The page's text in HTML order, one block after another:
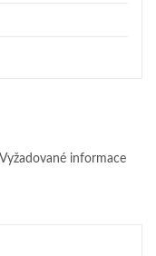
Vyžadované informace